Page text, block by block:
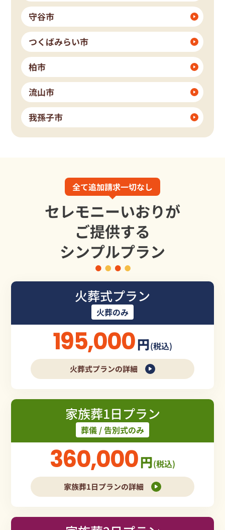
守谷市
つくばみらい市
柏市
流山市
我孫子市
全て追加請求一切なし
セレモニーいおりが
ご提供する
シンプルプラン
火葬式プラン
火葬のみ
195,000円(税込)
火葬式プランの詳細
家族葬1日プラン
葬儀 / 告別式のみ
360,000円(税込)
家族葬1日プランの詳細